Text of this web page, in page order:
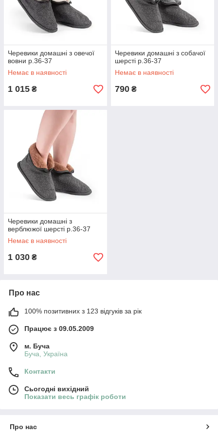
Черевики домашні з овечої
вовни р.36-37
Немає в наявності
1 015 ₴
Черевики домашні з собачої
шерсті р.36-37
Немає в наявності
790 ₴
Черевики домашні з
верблюжої шерсті р.36-37
Немає в наявності
1 030 ₴
Про нас
100% позитивних з 123 відгуків за рік
Працює з 09.05.2009
м. Буча
Буча, Україна
Контакти
Сьогодні вихідний
Показати весь графік роботи
Про нас